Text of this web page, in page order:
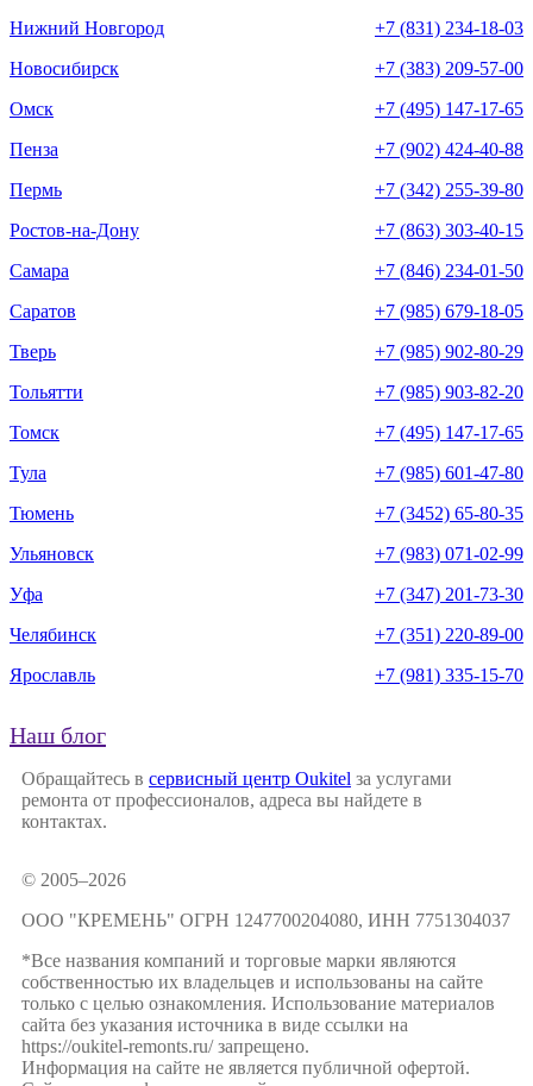
Нижний Новгород
+7 (831) 234-18-03
Новосибирск
+7 (383) 209-57-00
Омск
+7 (495) 147-17-65
Пенза
+7 (902) 424-40-88
Пермь
+7 (342) 255-39-80
Ростов-на-Дону
+7 (863) 303-40-15
Самара
+7 (846) 234-01-50
Саратов
+7 (985) 679-18-05
Тверь
+7 (985) 902-80-29
Тольятти
+7 (985) 903-82-20
Томск
+7 (495) 147-17-65
Тула
+7 (985) 601-47-80
Тюмень
+7 (3452) 65-80-35
Ульяновск
+7 (983) 071-02-99
Уфа
+7 (347) 201-73-30
Челябинск
+7 (351) 220-89-00
Ярославль
+7 (981) 335-15-70
Наш блог
Обращайтесь в сервисный центр Oukitel за услугами
ремонта от профессионалов, адреса вы найдете в
контактах.
© 2005–2026
ООО "КРЕМЕНЬ" ОГРН 1247700204080, ИНН 7751304037
*Все названия компаний и торговые марки являются
собственностью их владельцев и использованы на сайте
только с целью ознакомления. Использование материалов
сайта без указания источника в виде ссылки на
https://oukitel-remonts.ru/ запрещено.
Информация на сайте не является публичной офертой.